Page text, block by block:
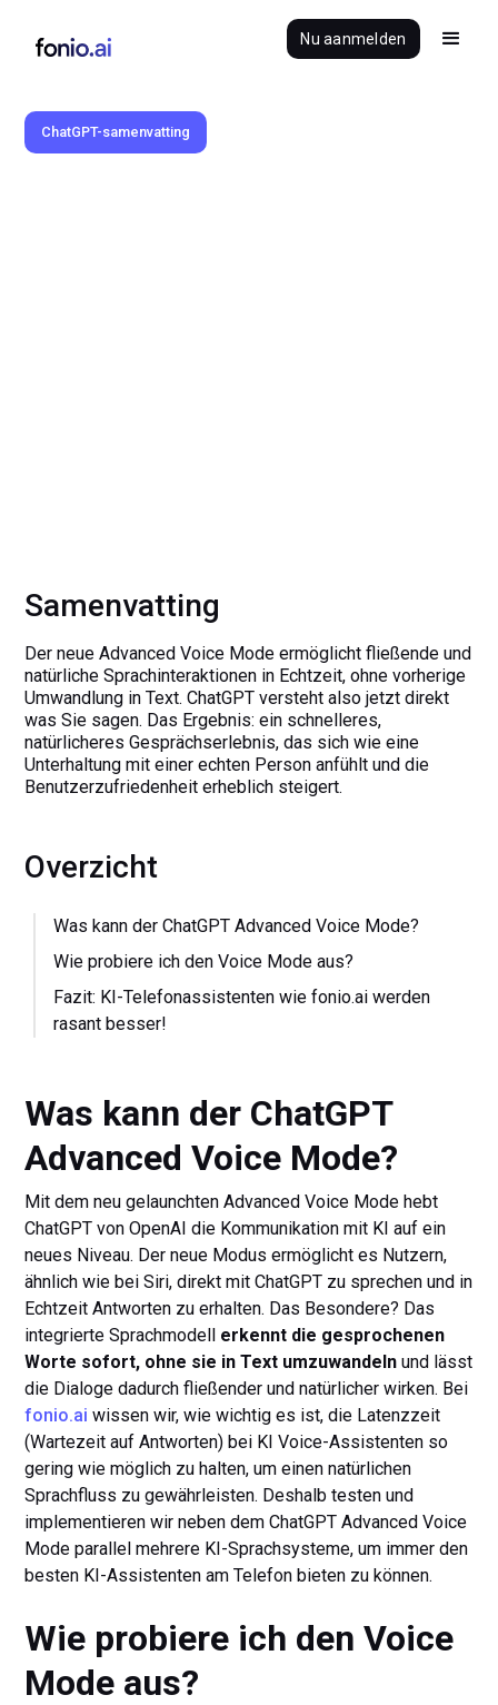
Nu aanmelden
ChatGPT-samenvatting
Samenvatting
Der neue Advanced Voice Mode ermöglicht fließende und
natürliche Sprachinteraktionen in Echtzeit, ohne vorherige
Umwandlung in Text. ChatGPT versteht also jetzt direkt
was Sie sagen. Das Ergebnis: ein schnelleres,
natürlicheres Gesprächserlebnis, das sich wie eine
Unterhaltung mit einer echten Person anfühlt und die
Benutzerzufriedenheit erheblich steigert.
Overzicht
Was kann der ChatGPT Advanced Voice Mode?
Wie probiere ich den Voice Mode aus?
Fazit: KI-Telefonassistenten wie fonio.ai werden
rasant besser!
Was kann der ChatGPT
Advanced Voice Mode?
Mit dem neu gelaunchten Advanced Voice Mode hebt
ChatGPT von OpenAI die Kommunikation mit KI auf ein
neues Niveau. Der neue Modus ermöglicht es Nutzern,
ähnlich wie bei Siri, direkt mit ChatGPT zu sprechen und in
Echtzeit Antworten zu erhalten. Das Besondere? Das
integrierte Sprachmodell erkennt die gesprochenen
Worte sofort, ohne sie in Text umzuwandeln und lässt
die Dialoge dadurch fließender und natürlicher wirken. Bei
fonio.ai wissen wir, wie wichtig es ist, die Latenzzeit
(Wartezeit auf Antworten) bei KI Voice-Assistenten so
gering wie möglich zu halten, um einen natürlichen
Sprachfluss zu gewährleisten. Deshalb testen und
implementieren wir neben dem ChatGPT Advanced Voice
Mode parallel mehrere KI-Sprachsysteme, um immer den
besten KI-Assistenten am Telefon bieten zu können.
Wie probiere ich den Voice
Mode aus?